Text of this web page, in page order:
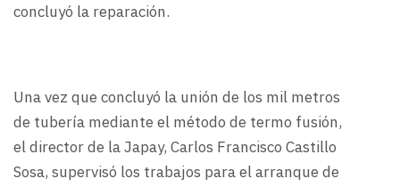
concluyó la reparación.
Una vez que concluyó la unión de los mil metros
de tubería mediante el método de termo fusión,
el director de la Japay, Carlos Francisco Castillo
Sosa, supervisó los trabajos para el arranque de